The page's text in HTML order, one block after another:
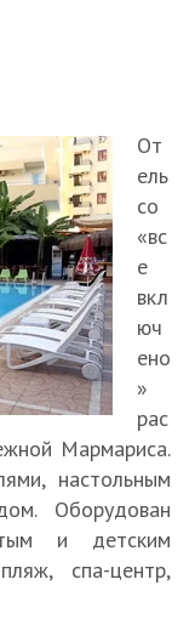
От
ель
со
«вс
е
вкл
юч
ено
»
рас
Мармариса.
настольным
Оборудован
и детским
спа-центр,